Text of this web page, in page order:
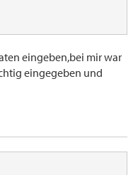
eingeben,bei mir war
eingegeben und